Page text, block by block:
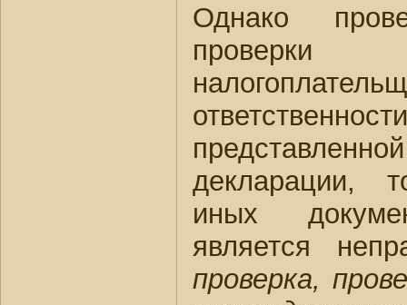
Однако
проверки
декларации,
иных
является
проверка,